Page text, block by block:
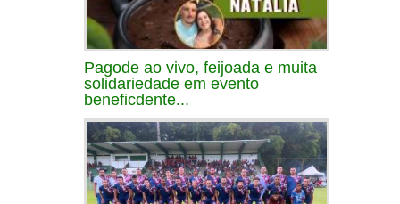
Pagode ao vivo, feijoada e muita
solidariedade em evento
beneficdente...